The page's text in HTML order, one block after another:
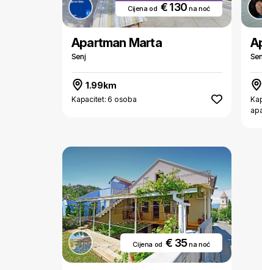
Cijena od € 130na noć
Apartman Marta
Senj
1.99km
Kapacitet: 6 osoba
Cijena od € 35na noć